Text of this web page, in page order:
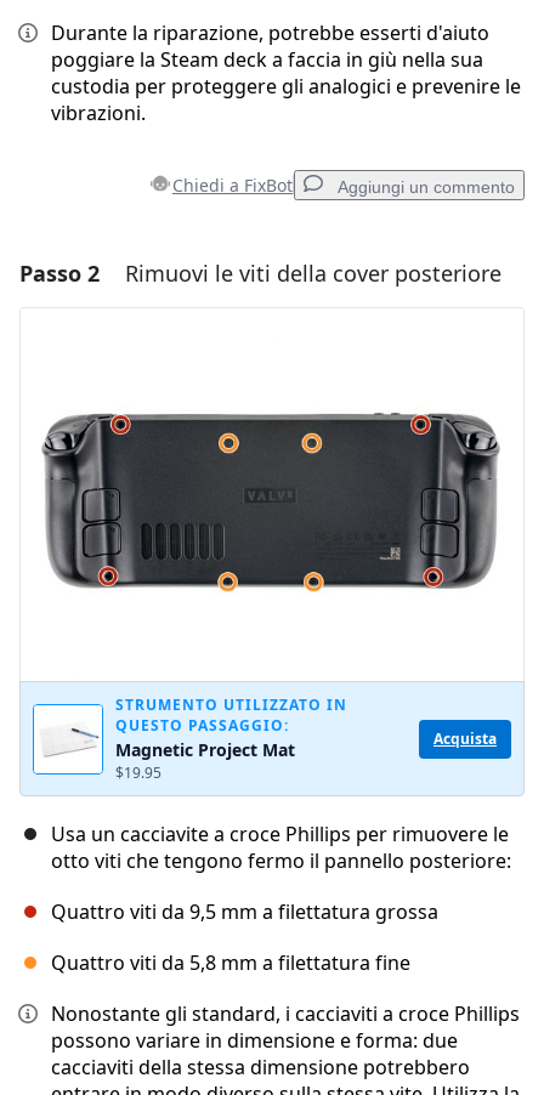
Durante la riparazione, potrebbe esserti d'aiuto
poggiare la Steam deck a faccia in giù nella sua
custodia per proteggere gli analogici e prevenire le
vibrazioni.
Chiedi a FixBot Aggiungi un commento
Aggiungi un commento
Annulla Pubblica commento
Passo 2 Rimuovi le viti della cover posteriore
STRUMENTO UTILIZZATO IN
QUESTO PASSAGGIO:
Magnetic Project Mat
$19.95
Acquista
Usa un cacciavite a croce Phillips per rimuovere le
otto viti che tengono fermo il pannello posteriore:
Quattro viti da 9,5 mm a filettatura grossa
Quattro viti da 5,8 mm a filettatura fine
Nonostante gli standard, i cacciaviti a croce Phillips
possono variare in dimensione e forma: due
cacciaviti della stessa dimensione potrebbero